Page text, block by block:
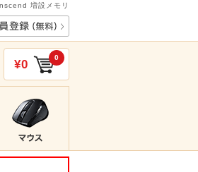
増設メモリ
¥0 0